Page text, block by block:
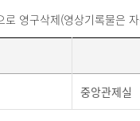
영구삭제(영상기록물은
중앙관제실